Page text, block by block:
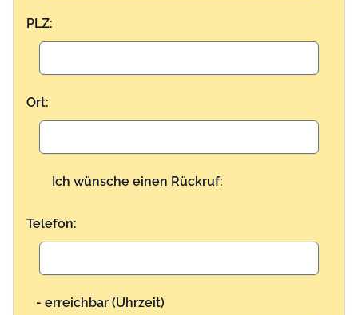
PLZ:
Ort:
Ich wünsche einen Rückruf:
Telefon:
- erreichbar (Uhrzeit)